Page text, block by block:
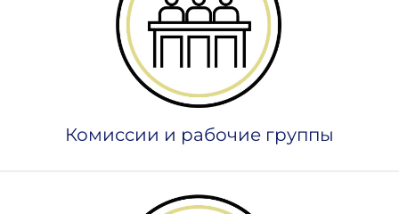
Комиссии и рабочие группы